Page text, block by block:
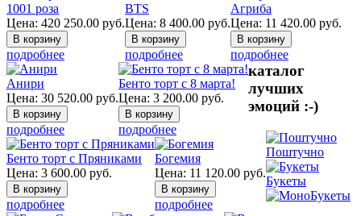
1001 роза
Цена: 420 250.00 руб.
подробнее
BTS
Цена: 8 400.00 руб.
подробнее
Агриба
Цена: 11 420.00 руб.
подробнее
Анири
Цена: 30 520.00 руб.
подробнее
Бенто торт с 8 марта!
Цена: 3 200.00 руб.
подробнее
Бенто торт с Пряниками
Цена: 3 600.00 руб.
подробнее
Богемия
Цена: 11 120.00 руб.
подробнее
каталог
лучших
эмоций :-)
Поштучно
Букеты